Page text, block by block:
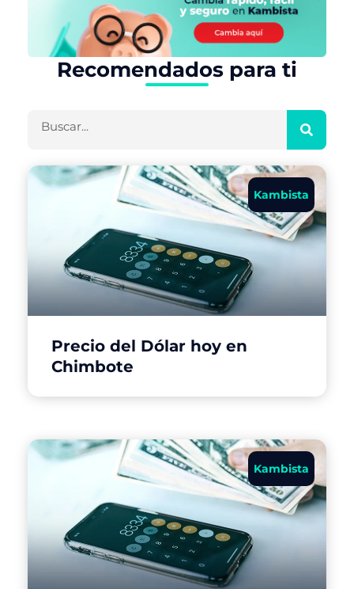
Recomendados para ti
Kambista
Precio del Dólar hoy en
Chimbote
Kambista